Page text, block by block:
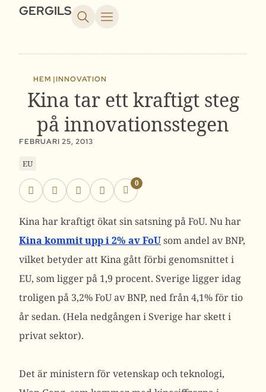
GERGILS
HEM |INNOVATION
Kina tar ett kraftigt steg
på innovationsstegen
FEBRUARI 25, 2013
EU
0
Kina har kraftigt ökat sin satsning på FoU. Nu har
Kina kommit upp i 2% av FoUsom andel av BNP,
vilket betyder att Kina gått förbi genomsnittet i
EU, som ligger på 1,9 procent. Sverige ligger idag
troligen på 3,2% FoU av BNP, ned från 4,1% för tio
år sedan. (Hela nedgången i Sverige har skett i
privat sektor).
Det är ministern för vetenskap och teknologi,